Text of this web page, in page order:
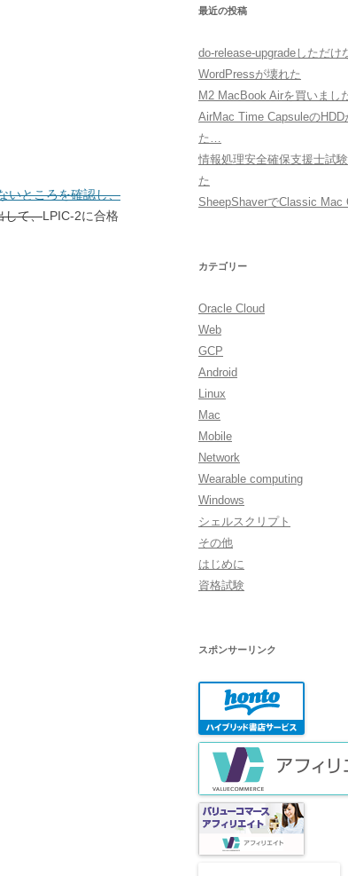
いところを確認し、
して、LPIC-2に合格
最近の投稿
do-release-upgradeしただけ
WordPressが壊れた
M2 MacBook Airを買いまし
AirMac Time CapsuleのHDD
た…
情報処理安全確保支援士試
た
SheepShaverでClassic Mac
カテゴリー
Oracle Cloud
Web
GCP
Android
Linux
Mac
Mobile
Network
Wearable computing
Windows
シェルスクリプト
その他
はじめに
資格試験
スポンサーリンク